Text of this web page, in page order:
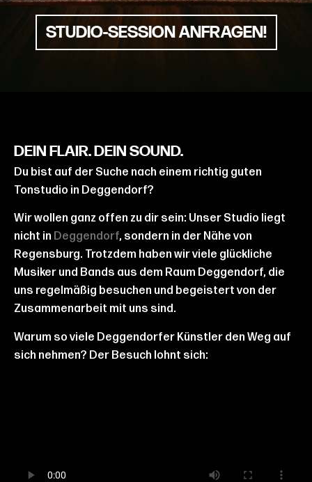
STUDIO-SESSION ANFRAGEN!
DEIN FLAIR. DEIN SOUND.
Du bist auf der Suche nach einem richtig guten
Tonstudio in Deggendorf?
Wir wollen ganz offen zu dir sein: Unser Studio liegt
nicht in Deggendorf, sondern in der Nähe von
Regensburg. Trotzdem haben wir viele glückliche
Musiker und Bands aus dem Raum Deggendorf, die
uns regelmäßig besuchen und begeistert von der
Zusammenarbeit mit uns sind.
Warum so viele Deggendorfer Künstler den Weg auf
sich nehmen? Der Besuch lohnt sich: